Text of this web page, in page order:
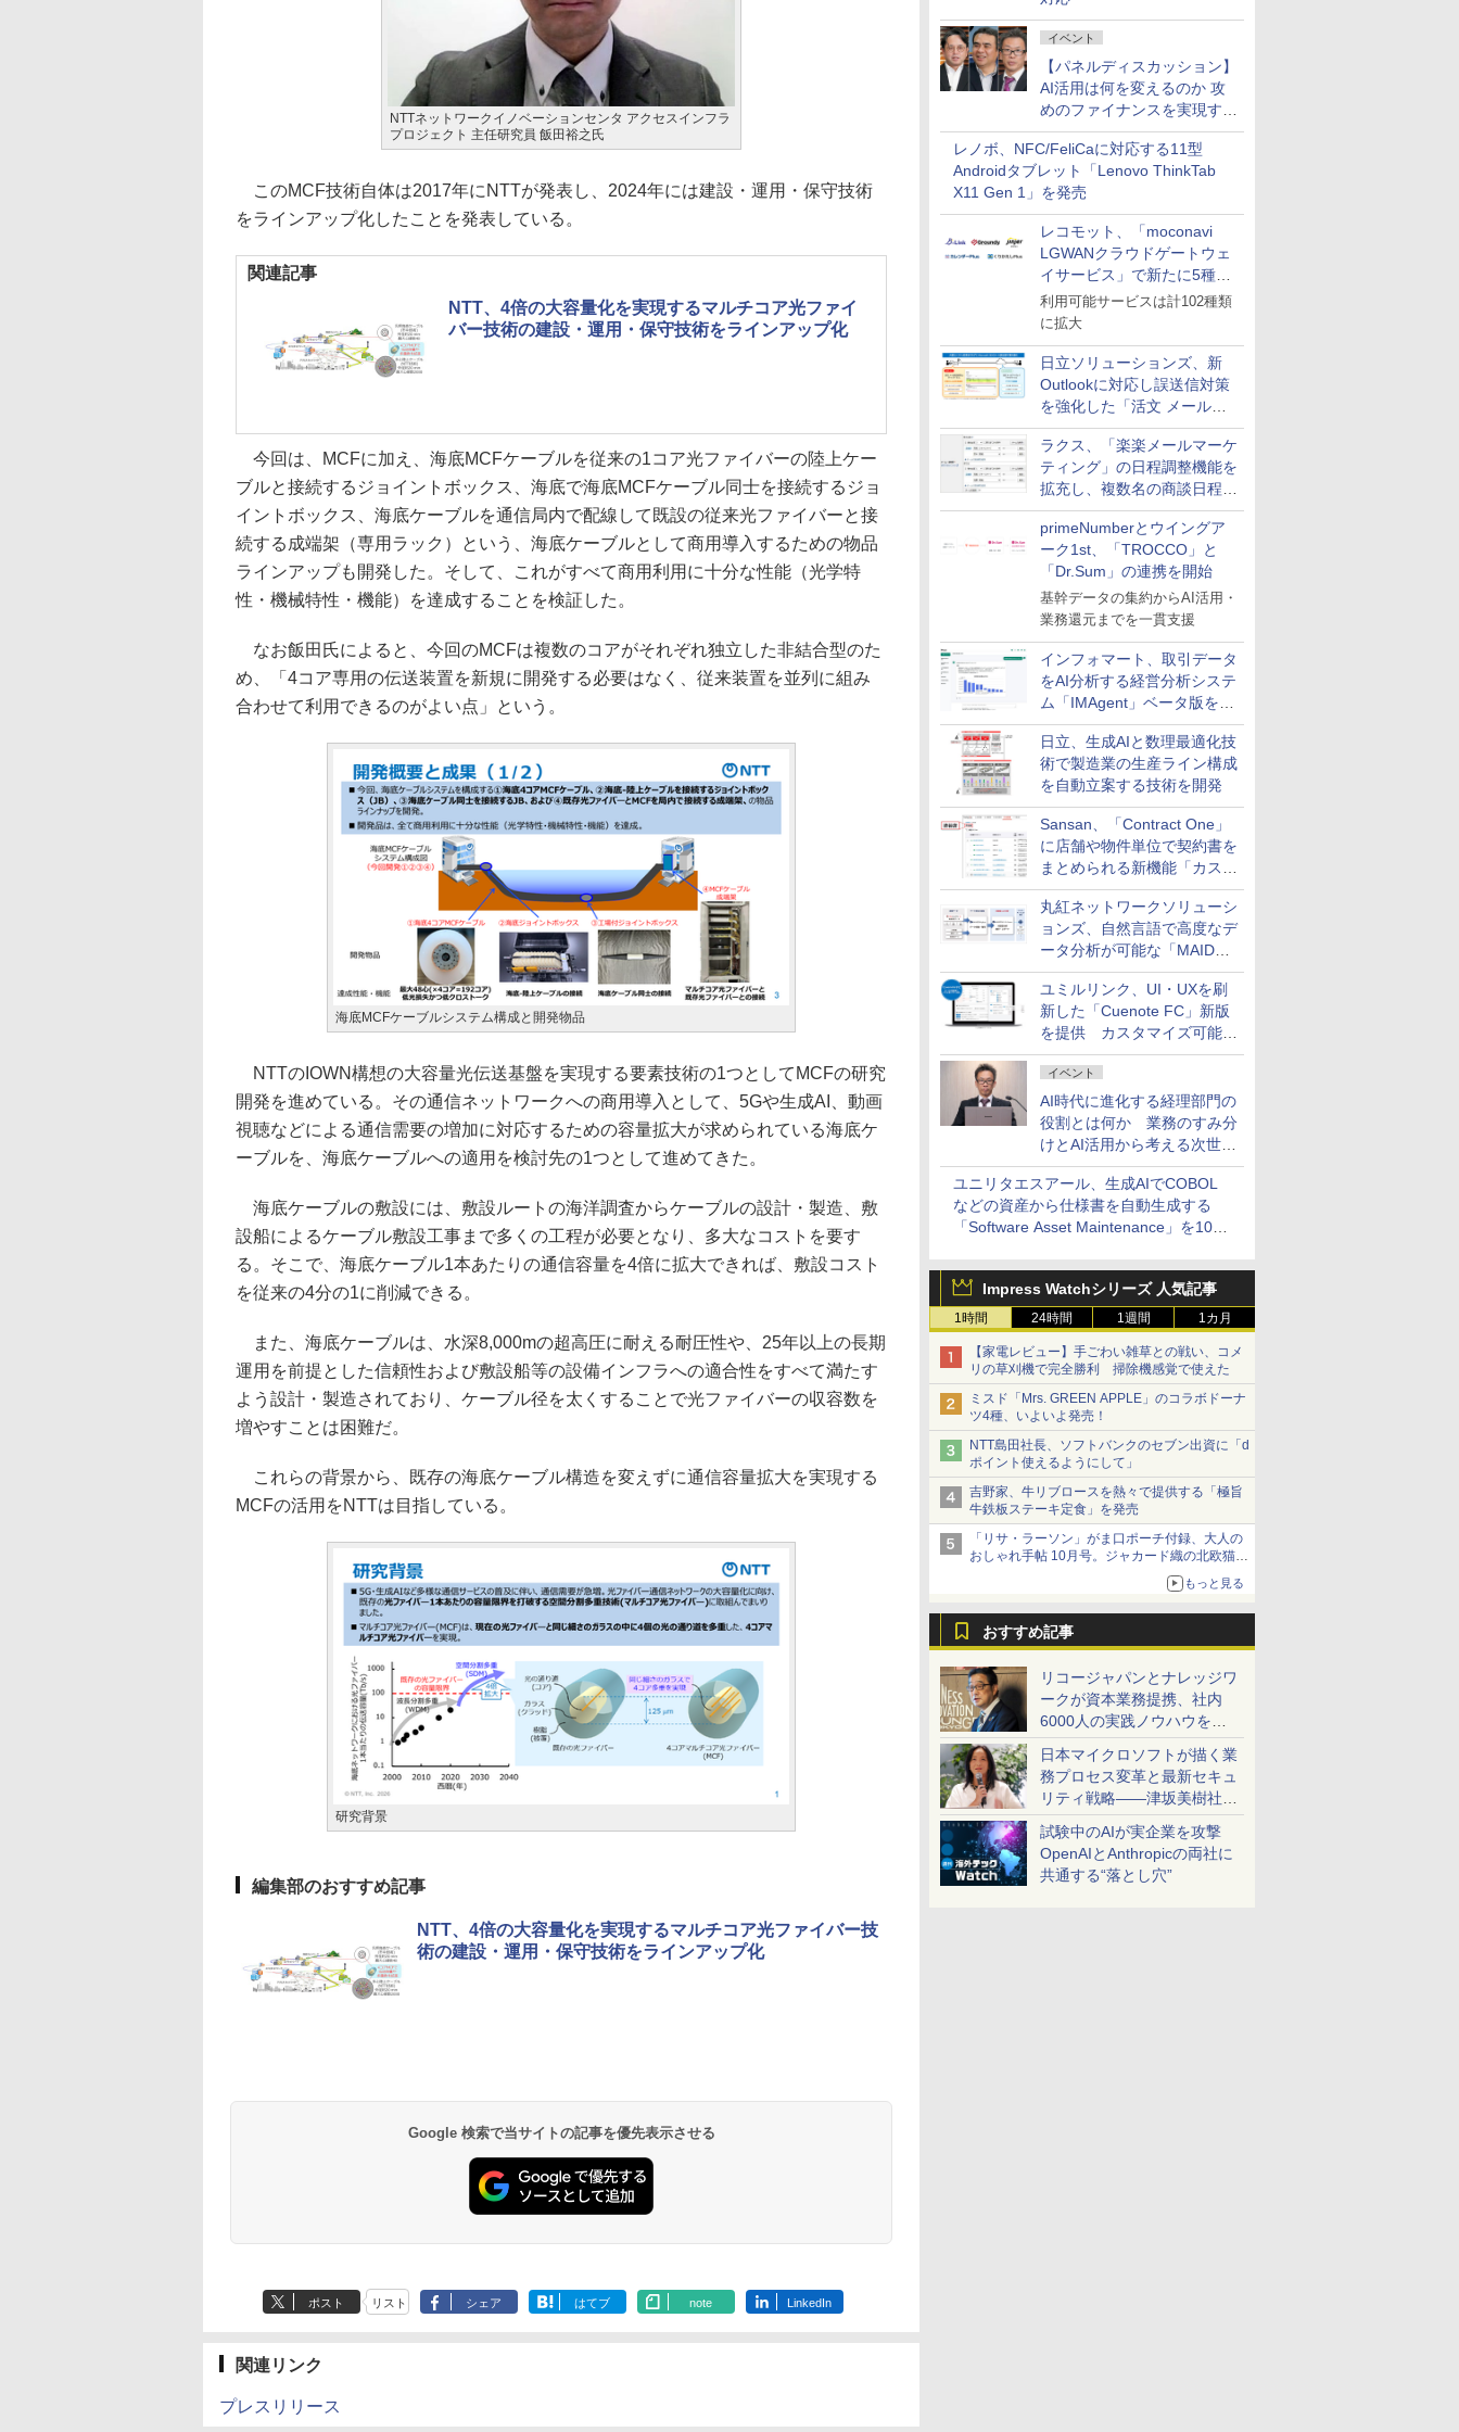
イベント
【パネルディスカッション】
AI活用は何を変えるのか 攻
めのファイナンスを実現する
業務設計とマインドセット変
革
レノボ、NFC/FeliCaに対応する11型
Androidタブレット「Lenovo ThinkTab
X11 Gen 1」を発売
レコモット、「moconavi
LGWANクラウドゲートウェ
イサービス」で新たに5種類
のサービスと連携開始
利用可能サービスは計102種類
に拡大
日立ソリューションズ、新
Outlookに対応し誤送信対策
を強化した「活文 メール誤
送信防止アドインサービス」
を提供
ラクス、「楽楽メールマーケ
ティング」の日程調整機能を
拡充し、複数名の商談日程調
整を効率化
primeNumberとウイングア
ーク1st、「TROCCO」と
「Dr.Sum」の連携を開始
基幹データの集約からAI活用・
業務還元までを一貫支援
インフォマート、取引データ
をAI分析する経営分析システ
ム「IMAgent」ベータ版を提
供
日立、生成AIと数理最適化技
術で製造業の生産ライン構成
を自動立案する技術を開発
Sansan、「Contract One」
に店舗や物件単位で契約書を
まとめられる新機能「カスタ
ム契約ツリー」を追加
丸紅ネットワークソリューシ
ョンズ、自然言語で高度なデ
ータ分析が可能な「MAIDOA
AI ASSIST」を9月より提供
ユミルリンク、UI・UXを刷
新した「Cuenote FC」新版
を提供 カスタマイズ可能な
ダッシュボード画面を搭載
イベント
AI時代に進化する経理部門の
役割とは何か 業務のすみ分
けとAI活用から考える次世代
ファイナンス戦略
ユニリタエスアール、生成AIでCOBOL
などの資産から仕様書を自動生成する
「Software Asset Maintenance」を10月
Impress Watchシリーズ 人気記事
1時間 24時間 1週間 1カ月
【家電レビュー】手ごわい雑草との戦い、コメ
リの草刈機で完全勝利 掃除機感覚で使えた
ミスド「Mrs. GREEN APPLE」のコラボドーナ
ツ4種、いよいよ発売！
NTT島田社長、ソフトバンクのセブン出資に「d
ポイント使えるようにして」
吉野家、牛リブロースを熱々で提供する「極旨
牛鉄板ステーキ定食」を発売
「リサ・ラーソン」がま口ポーチ付録、大人の
おしゃれ手帖 10月号。ジャカード織の北欧猫デ
もっと見る
おすすめ記事
リコージャパンとナレッジワ
ークが資本業務提携、社内
6000人の実践ノウハウを生
かした「AI商談記録 for
RICOH」を展開へ
日本マイクロソフトが描く業
務プロセス変革と最新セキュ
リティ戦略――津坂美樹社長
が2027年度戦略を説明
試験中のAIが実企業を攻撃
OpenAIとAnthropicの両社に
共通する“落とし穴”
NTTネットワークイノベーションセンタ アクセスインフラ
プロジェクト 主任研究員 飯田裕之氏
このMCF技術自体は2017年にNTTが発表し、2024年には建設・運用・保守技術
をラインアップ化したことを発表している。
関連記事
NTT、4倍の大容量化を実現するマルチコア光ファイ
バー技術の建設・運用・保守技術をラインアップ化
今回は、MCFに加え、海底MCFケーブルを従来の1コア光ファイバーの陸上ケー
ブルと接続するジョイントボックス、海底で海底MCFケーブル同士を接続するジョ
イントボックス、海底ケーブルを通信局内で配線して既設の従来光ファイバーと接
続する成端架（専用ラック）という、海底ケーブルとして商用導入するための物品
ラインアップも開発した。そして、これがすべて商用利用に十分な性能（光学特
性・機械特性・機能）を達成することを検証した。
なお飯田氏によると、今回のMCFは複数のコアがそれぞれ独立した非結合型のた
め、「4コア専用の伝送装置を新規に開発する必要はなく、従来装置を並列に組み
合わせて利用できるのがよい点」という。
海底MCFケーブルシステム構成と開発物品
NTTのIOWN構想の大容量光伝送基盤を実現する要素技術の1つとしてMCFの研究
開発を進めている。その通信ネットワークへの商用導入として、5Gや生成AI、動画
視聴などによる通信需要の増加に対応するための容量拡大が求められている海底ケ
ーブルを、海底ケーブルへの適用を検討先の1つとして進めてきた。
海底ケーブルの敷設には、敷設ルートの海洋調査からケーブルの設計・製造、敷
設船によるケーブル敷設工事まで多くの工程が必要となり、多大なコストを要す
る。そこで、海底ケーブル1本あたりの通信容量を4倍に拡大できれば、敷設コスト
を従来の4分の1に削減できる。
また、海底ケーブルは、水深8,000mの超高圧に耐える耐圧性や、25年以上の長期
運用を前提とした信頼性および敷設船等の設備インフラへの適合性をすべて満たす
よう設計・製造されており、ケーブル径を太くすることで光ファイバーの収容数を
増やすことは困難だ。
これらの背景から、既存の海底ケーブル構造を変えずに通信容量拡大を実現する
MCFの活用をNTTは目指している。
研究背景
編集部のおすすめ記事
NTT、4倍の大容量化を実現するマルチコア光ファイバー技
術の建設・運用・保守技術をラインアップ化
Google 検索で当サイトの記事を優先表示させる
ポスト リスト シェア はてブ note LinkedIn
関連リンク
プレスリリース